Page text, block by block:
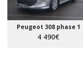
Peugeot 308 phase 1
4 490€